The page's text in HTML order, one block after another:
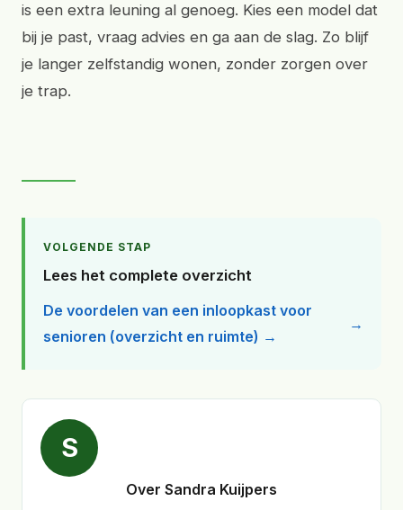
is een extra leuning al genoeg. Kies een model dat
bij je past, vraag advies en ga aan de slag. Zo blijf
je langer zelfstandig wonen, zonder zorgen over
je trap.
VOLGENDE STAP
Lees het complete overzicht
De voordelen van een inloopkast voor
senioren (overzicht en ruimte) →
S
Over Sandra Kuijpers